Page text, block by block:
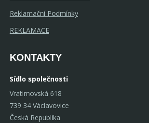
Reklamační Podmínky
REKLAMACE
KONTAKTY
Sídlo společnosti
Vratimovská 618
739 34 Václavovice
Česká Republika